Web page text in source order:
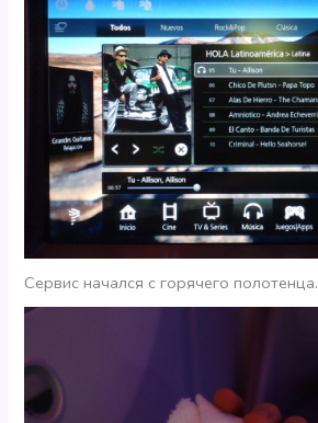
Сервис начался с горячего полотенца.